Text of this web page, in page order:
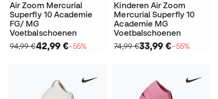
Air Zoom Mercurial
Superfly 10 Academie
FG/ MG
Voetbalschoenen
94,99 €42,99 €−55%
Kinderen Air Zoom
Mercurial Superfly 10
Academie MG
Voetbalschoenen
74,99 €33,99 €−55%